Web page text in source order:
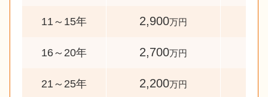
11～15年 2,900万円
16～20年 2,700万円
21～25年 2,200万円